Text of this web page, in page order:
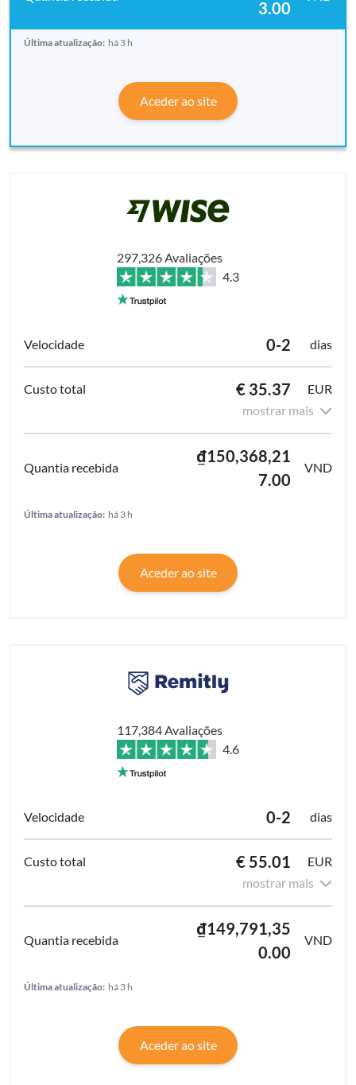
3.00
Última atualização: há 3 h
Aceder ao site
297,326 Avaliações
4.3
0-2 dias
€ 35.37
EUR
mostrar mais
₫150,368,21
7.00
VND
Última atualização: há 3 h
Aceder ao site
117,384 Avaliações
4.6
0-2 dias
€ 55.01
EUR
mostrar mais
₫149,791,35
0.00
VND
Última atualização: há 3 h
Aceder ao site